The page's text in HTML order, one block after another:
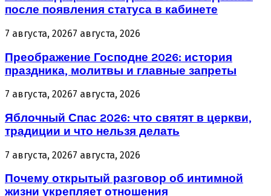
после появления статуса в кабинете
7 августа, 20267 августа, 2026
Преображение Господне 2026: история
праздника, молитвы и главные запреты
7 августа, 20267 августа, 2026
Яблочный Спас 2026: что святят в церкви,
традиции и что нельзя делать
7 августа, 20267 августа, 2026
Почему открытый разговор об интимной
жизни укрепляет отношения